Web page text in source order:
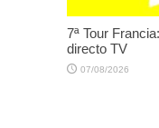
7ª Tour
directo TV
07/08/2026